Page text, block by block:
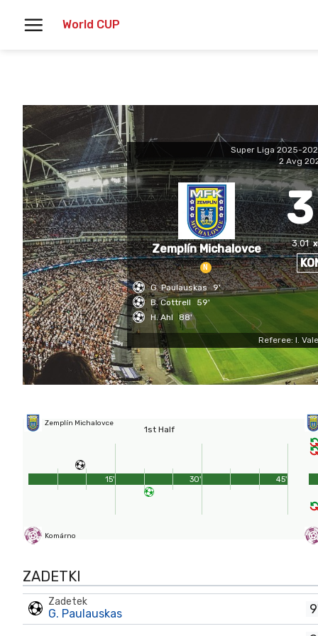
World CUP
Super Liga 2025-
2 Avg
Zemplín Michalovce
N
3
3.01
G. Paulauskas 9'
B. Cottrell
59'
H. Ahl 88'
Referee: I.
Zemplín Michalovce
1st Half
Komárno
45'
15' 30'
ZADETKI
Zadetek
G. Paulauskas